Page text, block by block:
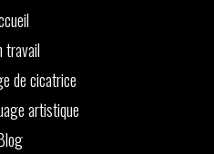
travail
de cicatrice
artistique